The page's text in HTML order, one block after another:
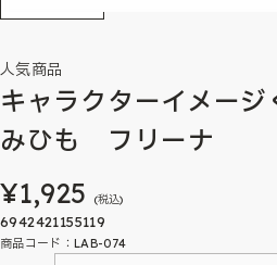
人気商品
キャラクターイメージ
みひも フリーナ
¥1,925 (税込)
6942421155119
商品コード：LAB-074